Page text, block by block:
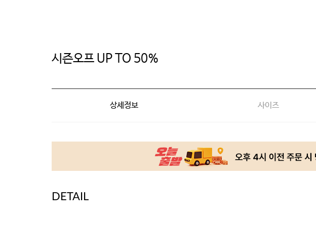
시즌오프 UP TO 50%
상세정보 사이즈
DETAIL